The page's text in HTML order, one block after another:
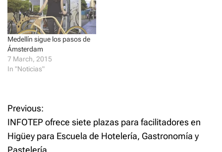
n
e
w
w
i
n
d
o
w
)
n
e
w
w
i
o
Medellín sigue los pasos de
Ámsterdam
7 March, 2015
In "Noticias"
P
o
Previous:
INFOTEP ofrece siete plazas para facilitadores en
Higüey para Escuela de Hotelería, Gastronomía y
Pastelería